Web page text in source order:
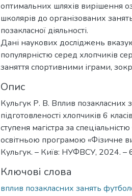
оптимальних шляхів вирішення
школярів до організованих
позакласної діяльності.
Дані наукових досліджень
популярністю серед хлопчиків
заняття спортивними іграми,
Опис
Кульгук Р. В. Вплив позакласних
підготовленості хлопчиків 6
ступеня магістра за
освітньою програмою «Фізичне
Кульгук. – Київ: НУФВСУ, 2024. –
Ключові слова
вплив позакласних занять